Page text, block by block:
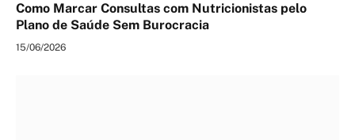
Como Marcar Consultas com Nutricionistas pelo
Plano de Saúde Sem Burocracia
15/06/2026